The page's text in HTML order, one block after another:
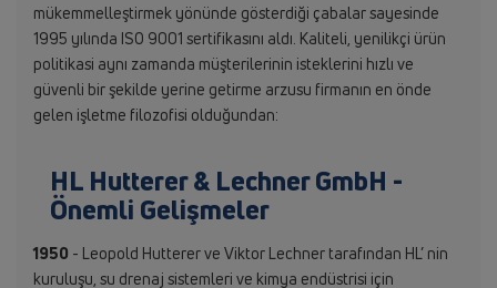
mükemmelleştirmek yönünde gösterdiği çabalar sayesinde
1995 yılında ISO 9001 sertifikasını aldı. Kaliteli, yenilikçi ürün
politikasi aynı zamanda müşterilerinin isteklerini hızlı ve
güvenli bir şekilde yerine getirme arzusu firmanın en önde
gelen işletme filozofisi olduğundan:
HL Hutterer & Lechner GmbH -
Önemli Gelişmeler
1950 - Leopold Hutterer ve Viktor Lechner tarafından HL’ nin
kuruluşu, su drenaj sistemleri ve kimya endüstrisi için